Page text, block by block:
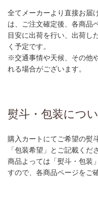
全てメーカーより直接お届
は、ご注文確定後、各商品
目安に出荷を行い、出荷し
く予定です。
※交通事情や天候、その他
れる場合がございます。
熨斗・包装につ
購入カートにてご希望の熨
「包装希望」とご記載くだ
商品よっては「熨斗・包装
すので、各商品ページをご